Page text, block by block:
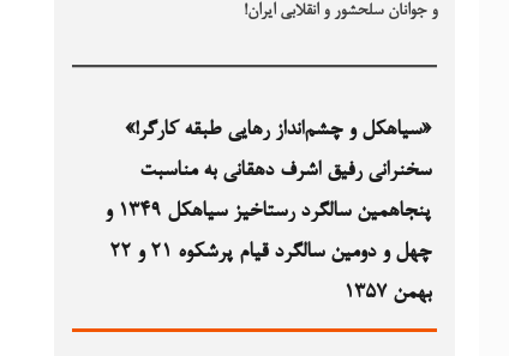
و جوانان سلحشور و انقلابی ایران!
«سیاهکل و چشم‌انداز رهایی طبقه کارگر!»
سخنرانی رفیق اشرف دهقانی به مناسبت
پنجاهمین سالگرد رستاخیز سیاهکل ۱۳۴۹‏ و
چهل و دومین سالگرد قیام پرشکوه ۲۱ و ۲۲
بهمن ۱۳۵۷